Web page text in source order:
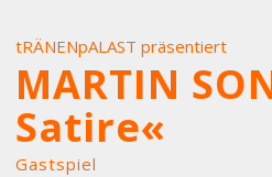
tRÄNENpALAST präsentiert
MARTIN
Satire«
Gastspiel